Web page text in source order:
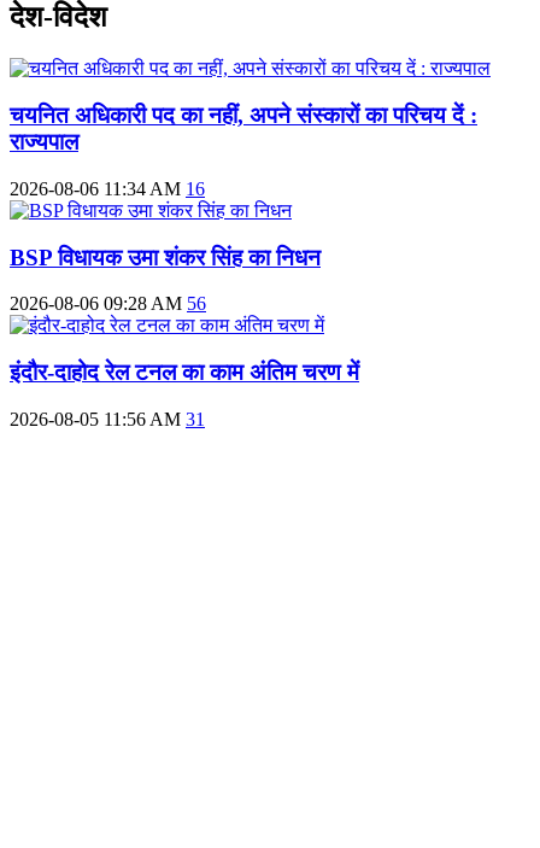
देश-विदेश
चयनित अधिकारी पद का नहीं, अपने संस्कारों का परिचय दें :
राज्यपाल
2026-08-06 11:34 AM 16
BSP विधायक उमा शंकर सिंह का निधन
2026-08-06 09:28 AM 56
इंदौर-दाहोद रेल टनल का काम अंतिम चरण में
2026-08-05 11:56 AM 31